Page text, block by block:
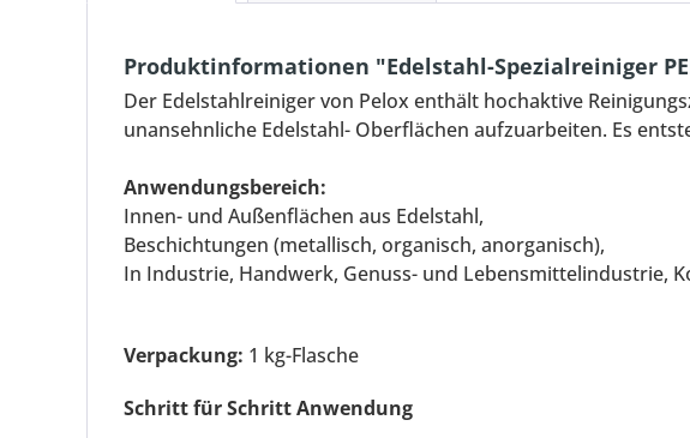
Produktinformationen "Edelstahl-Spezialreiniger
Der Edelstahlreiniger von Pelox enthält hochaktive
unansehnliche Edelstahl- Oberflächen aufzuarbeiten. Es
Anwendungsbereich:
Innen- und Außenflächen aus Edelstahl,
Beschichtungen (metallisch, organisch, anorganisch),
In Industrie, Handwerk, Genuss- und Lebensmittelindustrie,
Verpackung: 1 kg-Flasche
Schritt für Schritt Anwendung